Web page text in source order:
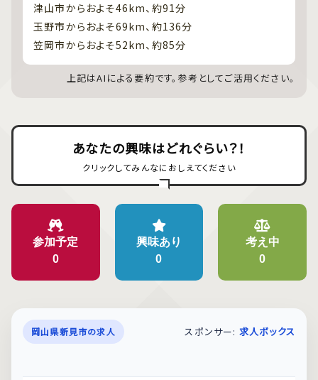
津山市からおよそ46km、約91分
玉野市からおよそ69km、約136分
笠岡市からおよそ52km、約85分
上記はAIによる要約です。参考としてご活用ください。
あなたの興味はどれぐらい？！
クリックしてみんなにおしえてください
参加予定
0
興味あり
0
考え中
0
岡山県新見市の求人 スポンサー: 求人ボックス